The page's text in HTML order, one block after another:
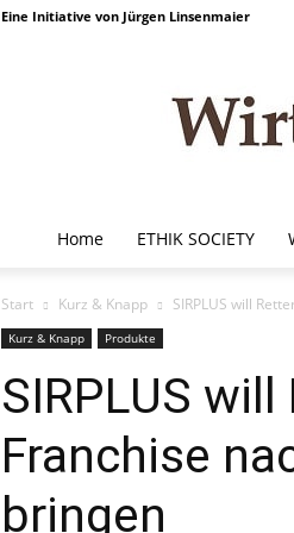
Eine Initiative von Jürgen Linsenmaier
Home ETHIK SOCIETY
Start Kurz & Knapp SIRPLUS will
Kurz & Knapp Produkte
SIRPLUS
Franchise
bringen